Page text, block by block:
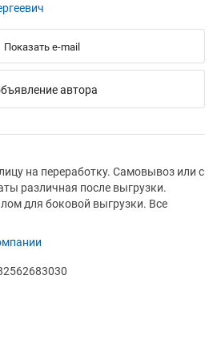
Показать e-mail
автора
на переработку. Самовывоз или с
различная после выгрузки.
для боковой выгрузки. Все